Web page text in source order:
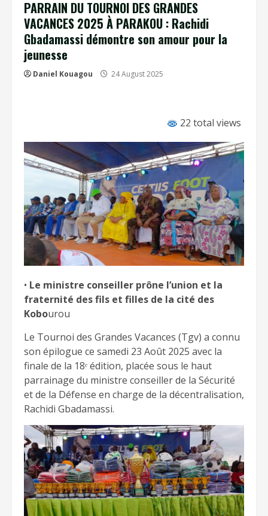
PARRAIN DU TOURNOI DES GRANDES
VACANCES 2025 À PARAKOU : Rachidi
Gbadamassi démontre son amour pour la
jeunesse
Daniel Kouagou 24 August 2025
22 total views
• Le ministre conseiller prône l’union et la
fraternité des fils et filles de la cité des
Kobourou
Le Tournoi des Grandes Vacances (Tgv) a connu
son épilogue ce samedi 23 Août 2025 avec la
finale de la 18ᵉ édition, placée sous le haut
parrainage du ministre conseiller de la Sécurité
et de la Défense en charge de la décentralisation,
Rachidi Gbadamassi.